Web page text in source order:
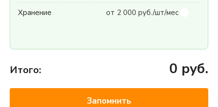
Хранение от 2 000 руб./шт/мес
Итого: 0 руб.
Запомнить